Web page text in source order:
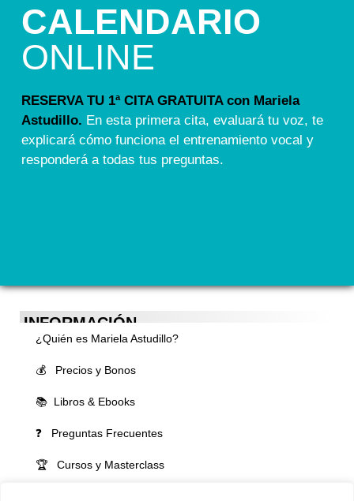
CALENDARIO
ONLINE
RESERVA TU 1ª CITA GRATUITA con Mariela
Astudillo. En esta primera cita, evaluará tu voz, te
explicará cómo funciona el entrenamiento vocal y
responderá a todas tus preguntas.
INFORMACIÓN
¿Quién es Mariela Astudillo?
💰 Precios y Bonos
📚 Libros & Ebooks
❓ Preguntas Frecuentes
🏆 Cursos y Masterclass